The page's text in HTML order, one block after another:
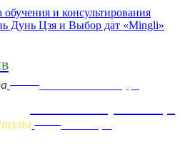
и консультирования
Цзя и Выбор дат «Mingli»
11 ноября